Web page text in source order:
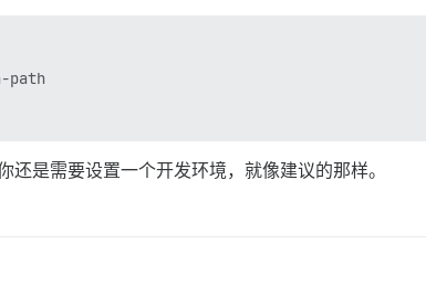
path
是需要设置一个开发环境，就像建议的那样。